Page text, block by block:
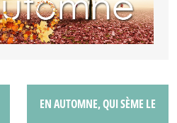
EN AUTOMNE, QUI SÈME LE